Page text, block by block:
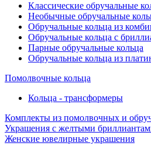
Классические обручальные
Необычные обручальные
Обручальные кольца из
Обручальные кольца с
Парные обручальные кольца
Обручальные кольца из
Помолвочные кольца
Кольца - трансформеры
Комплекты из помолвочных и
Украшения с желтыми
Женские ювелирные украшения